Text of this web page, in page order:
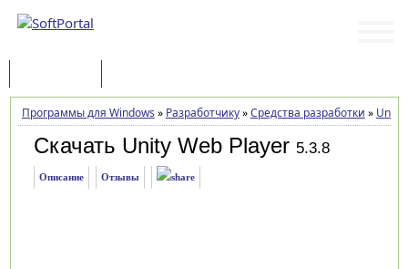
Программы для Windows » Разработчику»Средства разработки » Unity
Скачать Unity Web Player 5.3.8
Описание Отзывы